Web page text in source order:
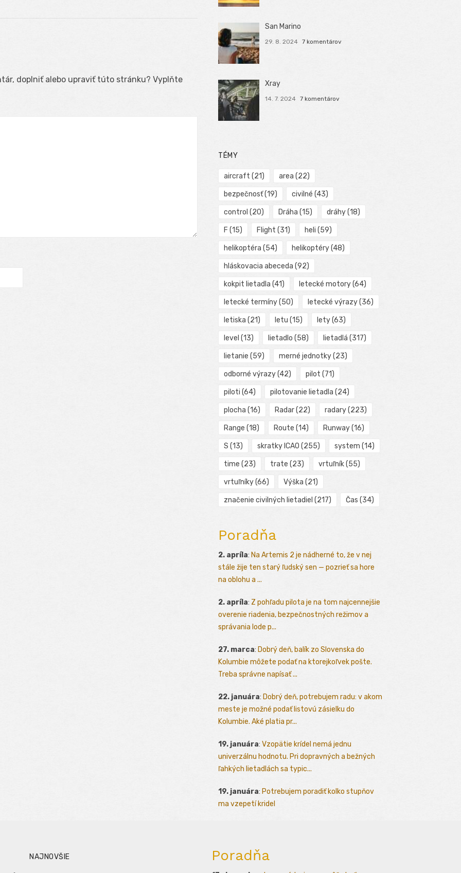
doplniť alebo upraviť túto stránku? Vyplňte
San Marino
29. 8. 2024 7 komentárov
Xray
14. 7. 2024 7 komentárov
TÉMY
aircraft (21) area (22)
bezpečnosť(19) civilné (43)
control (20) Dráha (15) dráhy(18)
F (15) Flight (31) heli (59)
helikoptéra (54) helikoptéry(48)
hláskovacia abeceda (92)
kokpit lietadla (41) letecké motory(64)
letecké termíny(50) letecké výrazy(36)
letiska (21) letu (15) lety(63)
level (13) lietadlo (58) lietadlá (317)
lietanie (59) merné jednotky(23)
odborné výrazy(42) pilot (71)
piloti (64) pilotovanie lietadla (24)
plocha (16) Radar(22) radary(223)
Range (18) Route (14) Runway(16)
S (13) skratky ICAO (255) system (14)
time (23) trate (23) vrtuľník(55)
vrtuľníky(66) Výška (21)
značenie civilných lietadiel (217) Čas (34)
Poradňa
2. apríla: Na Artemis 2 je nádherné to, že v nej
stále žije ten starý ľudský sen — pozrieť sa hore
na oblohu a ...
2. apríla: Z pohľadu pilota je na tom najcennejšie
overenie riadenia, bezpečnostných režimov a
správania lode p...
27. marca: Dobrý deň, balík zo Slovenska do
Kolumbie môžete podať na ktorejkoľvek pošte.
Treba správne napísať ...
22. januára: Dobrý deň, potrebujem radu: v akom
meste je možné podať listovú zásielku do
Kolumbie. Aké platia pr...
19. januára: Vzopätie krídel nemá jednu
univerzálnu hodnotu. Pri dopravných a bežných
ľahkých lietadlách sa typic...
19. januára: Potrebujem poradiť kolko stupňov
ma vzepetí kridel
NAJNOVŠIE Poradňa